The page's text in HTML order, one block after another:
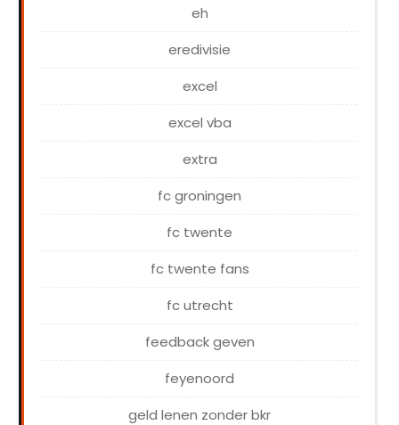
eh
eredivisie
excel
excel vba
extra
fc groningen
fc twente
fc twente fans
fc utrecht
feedback geven
feyenoord
geld lenen zonder bkr